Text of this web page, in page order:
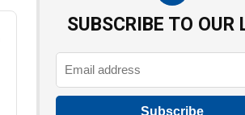
SUBSCRIBE TO OUR